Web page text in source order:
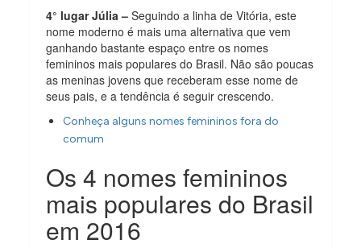
4° lugar Júlia – Seguindo a linha de Vitória, este
nome moderno é mais uma alternativa que vem
ganhando bastante espaço entre os nomes
femininos mais populares do Brasil. Não são poucas
as meninas jovens que receberam esse nome de
seus pais, e a tendência é seguir crescendo.
Conheça alguns nomes femininos fora do
comum
Os 4 nomes femininos
mais populares do Brasil
em 2016